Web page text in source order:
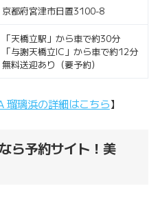
京都府宮津市日置3100-8
「天橋立駅」から車で約30分
「与謝天橋立IC」から車で約12分
無料送迎あり（要予約）
瑠璃浜の詳細はこちら】
ら予約サイト！美